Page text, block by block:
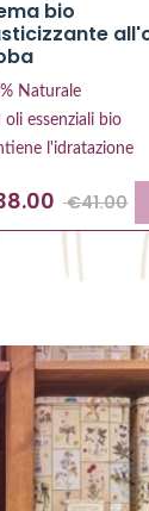
bio
Naturale
oli essenziali bio
l'idratazione
€41.00